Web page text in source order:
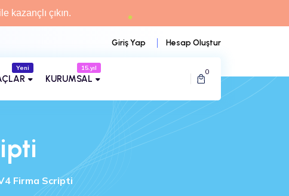
kazançlı çıkın.
Giriş Yap Hesap Oluştur
Yeni 15.yıl
KURUMSAL
0
Firma Scripti